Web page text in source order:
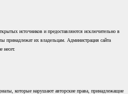
источников и предоставляются исключительно в
принадлежат их владельцам. Администрация сайта
несет.
которые нарушают авторские права, принадлежащие